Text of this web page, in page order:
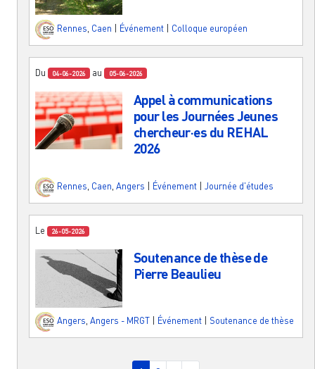
Rennes Caen Événement Colloque européen
Du 04-06-2026 au 05-06-2026
Appel à communications
pour les Journées Jeunes
chercheur·es du REHAL
2026
Rennes Caen Angers Événement Journée d'études
Le 26-05-2026
Soutenance de thèse de
Pierre Beaulieu
Angers Angers - MRGT Événement Soutenance de thèse